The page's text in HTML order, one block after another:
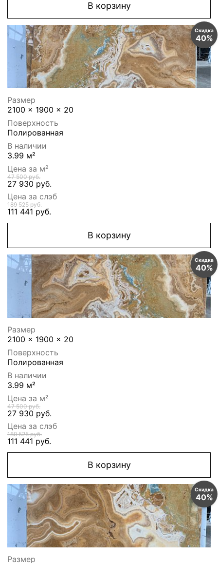
В корзину
Скидка
40%
Размер
2100 x 1900 x 20
Поверхность
Полированная
В наличии
3.99 м²
Цена за м²
47 500 руб.
27 930 руб.
Цена за слэб
189 525 руб.
111 441 руб.
В корзину
Скидка
40%
Размер
2100 x 1900 x 20
Поверхность
Полированная
В наличии
3.99 м²
Цена за м²
47 500 руб.
27 930 руб.
Цена за слэб
189 525 руб.
111 441 руб.
В корзину
Скидка
40%
Размер